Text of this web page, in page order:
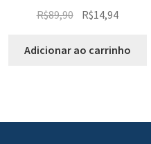
R$89,90 R$14,94
Adicionar ao carrinho